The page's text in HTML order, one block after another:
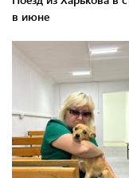
в июне